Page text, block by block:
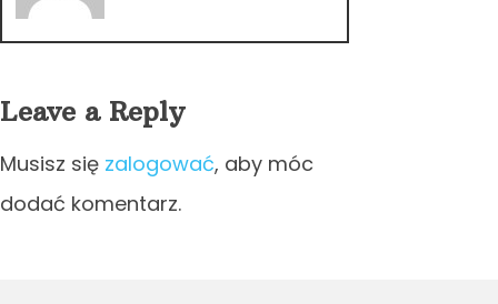
Leave a Reply
Musisz się zalogować, aby móc
dodać komentarz.